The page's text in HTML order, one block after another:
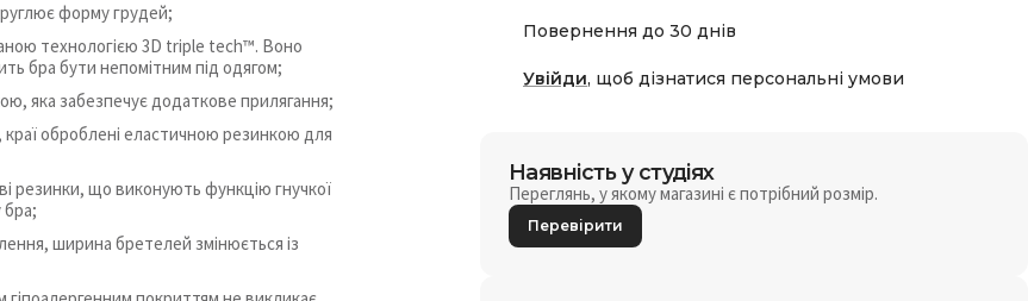
Повернення до 30 днів
Увійди, щоб дізнатися персональні умови
Наявність у студіях
Переглянь, у якому магазині є потрібний розмір.
Перевірити
форму грудей;
технологією 3D triple tech™. Воно
бра бути непомітним під одягом;
яка забезпечує додаткове прилягання;
краї оброблені еластичною резинкою для
резинки, що виконують функцію гнучкої
бра;
ширина бретелей змінюється із